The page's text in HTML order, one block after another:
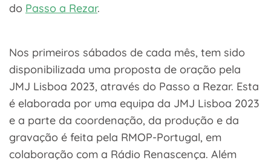
do Passo a Rezar.
Nos primeiros sábados de cada mês, tem sido
disponibilizada uma proposta de oração pela
JMJ Lisboa 2023, através do Passo a Rezar. Esta
é elaborada por uma equipa da JMJ Lisboa 2023
e a parte da coordenação, da produção e da
gravação é feita pela RMOP-Portugal, em
colaboração com a Rádio Renascença. Além